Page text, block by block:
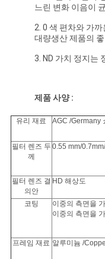
트
맵
PRIVACY
POLICY
느린 변화 이음이
2. 0 색 편차와 가
대량생산 제품의
3. ND 가치 정지는
제품 사양 :
유리 재료 AGC /Germany
필터 렌즈 두
께
0.55 mm/
필터 렌즈 결
의안
HD 해상도
코팅
이중의 측면을
이중의 측면을
프레임 재료 알루미늄 /